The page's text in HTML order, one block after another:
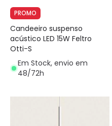
PROMO
Candeeiro suspenso
acústico LED 15W Feltro
Otti-S
Em Stock, envio em
48/72h